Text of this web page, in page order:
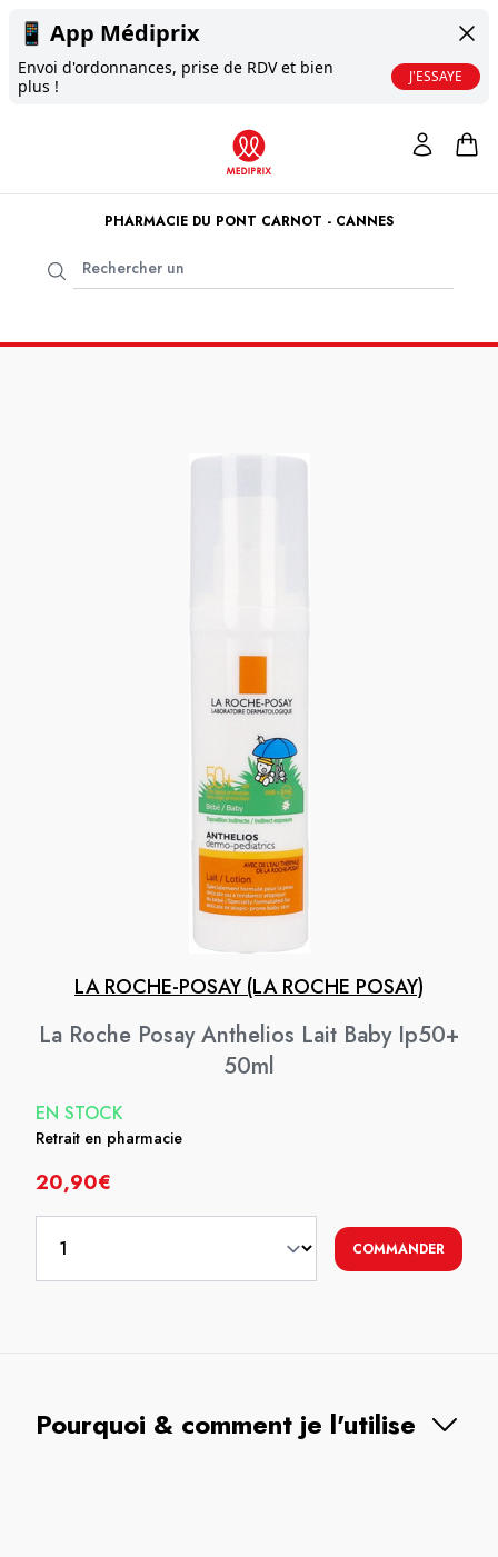
📱 App Médiprix
Envoi d'ordonnances, prise de RDV et bien
plus !
J'ESSAYE
PHARMACIE DU PONT CARNOT - CANNES
LA ROCHE-POSAY (LA ROCHE POSAY)
La Roche Posay Anthelios Lait Baby Ip50+
50ml
EN STOCK
Retrait en pharmacie
20,90€
COMMANDER
Pourquoi & comment je l'utilise